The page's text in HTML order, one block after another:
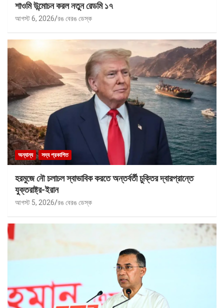
শাওমি উন্মোচন করল নতুন রেডমি ১৭
আগস্ট 6, 2026 রঙ বেরঙ ডেস্ক
অন্যান্য সদ্য প্রকাশিত
হরমুজে নৌ চলাচল স্বাভাবিক করতে অন্তর্বর্তী চুক্তির দ্বারপ্রান্তে
যুক্তরাষ্ট্র-ইরান
আগস্ট 5, 2026 রঙ বেরঙ ডেস্ক